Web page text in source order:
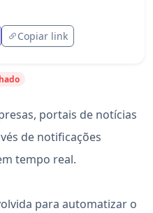
Copiar link
Inteligente
portais de notícias
de notificações
tempo real.
para automatizar o